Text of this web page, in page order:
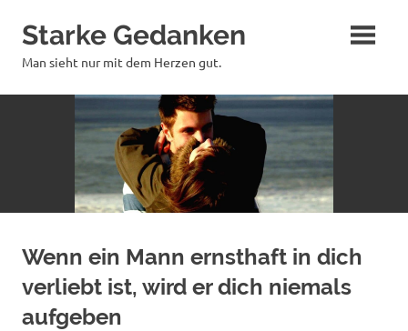
Inhalt
springen
Starke Gedanken
Man sieht nur mit dem Herzen gut.
Wenn ein Mann ernsthaft in dich
verliebt ist, wird er dich niemals
aufgeben